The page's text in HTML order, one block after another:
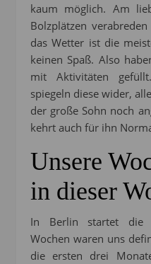
kaum möglich. Am
Bolzplätzen
das Wetter ist die
keinen Spaß. Also
mit Aktivitäten
spiegeln diese wider,
der große Sohn noch
kehrt auch für ihn
Unsere
in dieser
In Berlin startet die
Wochen waren uns
die ersten drei